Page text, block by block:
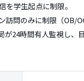
を学生起点に制限。
訪問のみに制限（OB/
24時間有人監視し、